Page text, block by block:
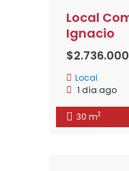
Local
Ignacio
$2.736.000
Local
1 día ago
30 m2